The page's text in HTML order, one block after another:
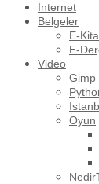
İnternet
Belgeler
E-
E-
Video
Gimp
Oyun